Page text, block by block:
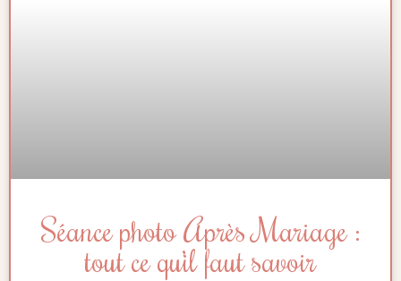
Séance photo Après Mariage :
tout ce qu’il faut savoir